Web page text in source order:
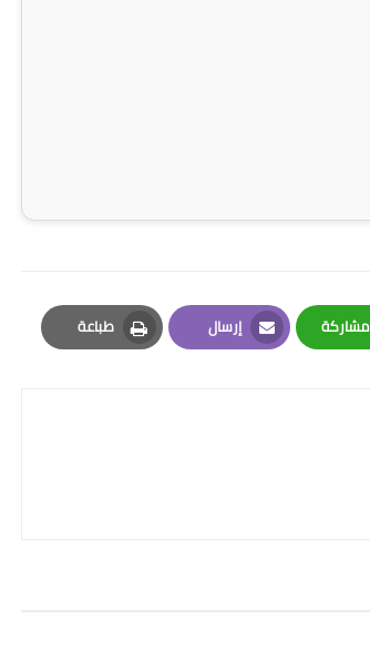
مشاركة
Whatsapp
إرسال
Email
طباعة
Print